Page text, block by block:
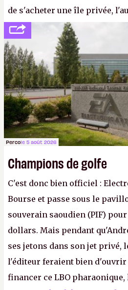
de s'acheter une île privée,
peine 2 000 dollars en
cher payé que le temps passé
apprendra aux petits malins
Gabe Newell aussi facilement.
Percole 5 août 2026
Champions de golfe
C'est donc bien officiel :
Bourse et passe sous le
souverain saoudien (PIF)
dollars. Mais pendant
ses jetons dans son jet privé,
l'éditeur feraient bien d'ouvrir
financer ce LBO